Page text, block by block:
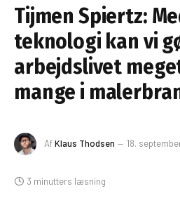
Tijmen Spiertz:
teknologi kan vi
arbejdslivet
mange i
AfKlaus Thodsen 18.
3 minutters læsning